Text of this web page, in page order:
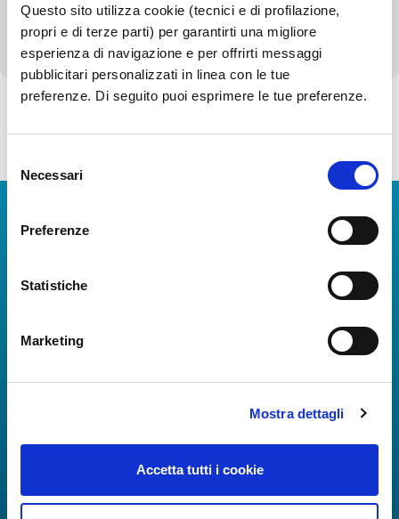
Questo sito utilizza cookie (tecnici e di profilazione,
propri e di terze parti) per garantirti una migliore
esperienza di navigazione e per offrirti messaggi
pubblicitari personalizzati in linea con le tue
preferenze. Di seguito puoi esprimere le tue preferenze.
delNecessari
Preferenze
Statistiche
Marketing
Mostra dettagli
Accetta tutti i cookie
Altri contenuti - Corruzione
Informazioni in tempo reale sui voli, tutti i servizi e i
all'Aeroporto di Napoli ancora più coinvolgente e